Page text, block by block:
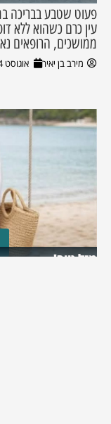
פעוט שטבע בבריכה
עין כרם כשהוא ללא
ממושכים, הרופאים
מירב בן יאיר אוגוסט 4, 2026
מזל טוב!